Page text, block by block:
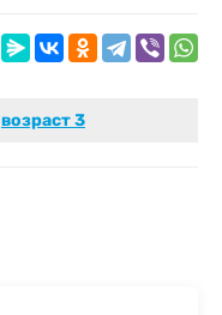
возраст 3